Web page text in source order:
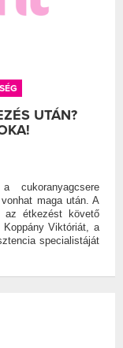
UTÁN?
cukoranyagcsere
maga után. A
az étkezést követő
Koppány Viktóriát, a
specialistáját